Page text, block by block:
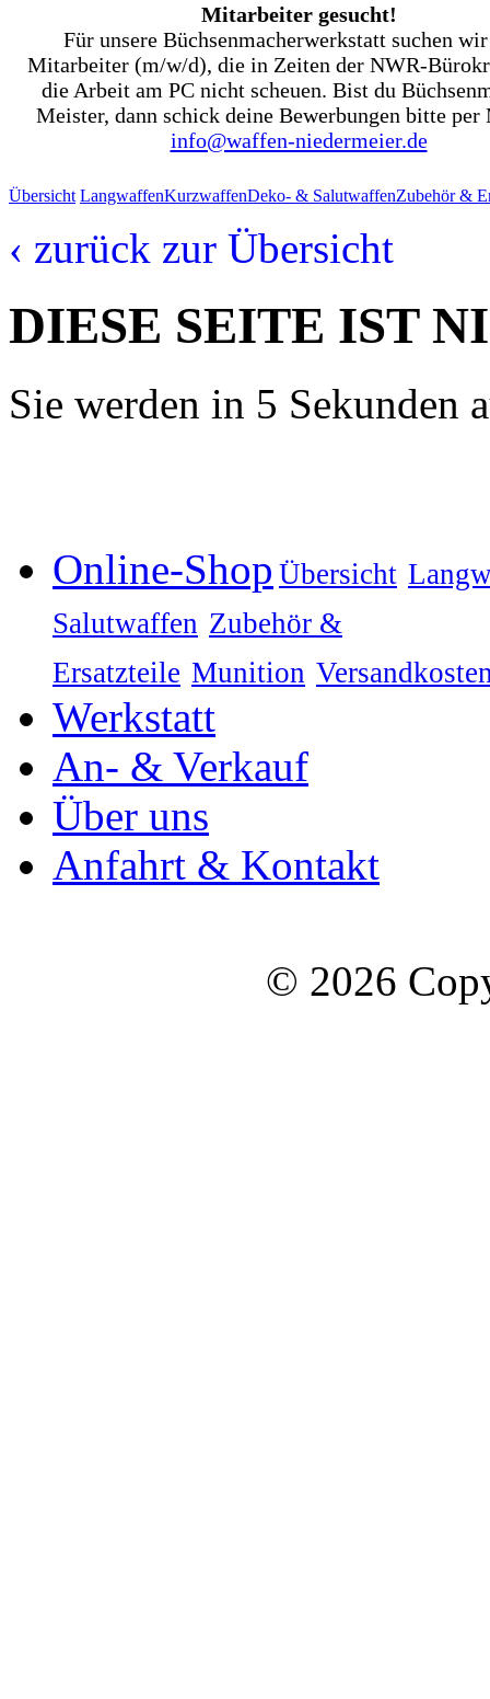
Mitarbeiter gesucht!
Für unsere Büchsenmacherwerkstatt suchen wir
Mitarbeiter (m/w/d), die in Zeiten der NWR-
die Arbeit am PC nicht scheuen. Bist du
Meister, dann schick deine Bewerbungen bitte
info@waffen-niedermeier.de
Übersicht LangwaffenKurzwaffenDeko- & SalutwaffenZubehör &
‹ zurück zur Übersicht
DIESE SEITE IST
Sie werden in 5 Sekunden
Online-Shop Übersicht
Salutwaffen Zubehör &
Ersatzteile Munition
Werkstatt
An- & Verkauf
Über uns
Anfahrt & Kontakt
© 2026